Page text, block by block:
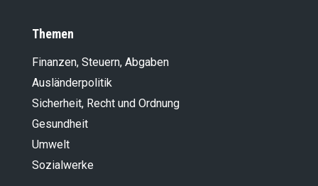
Themen
Finanzen, Steuern, Abgaben
Ausländer­politik
Sicherheit, Recht und Ordnung
Gesundheit
Umwelt
Sozialwerke